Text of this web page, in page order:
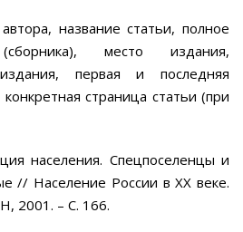
название статьи, полное
место издания,
первая и последняя
страница статьи (при
населения. Спецпоселенцы и
// Население России в ХХ веке.
2001. – С. 166.